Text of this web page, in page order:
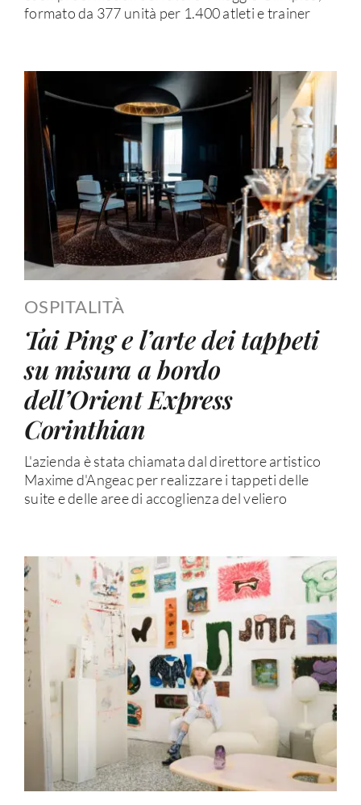
formato da 377 unità per 1.400 atleti e trainer
OSPITALITÀ
Tai Ping e l’arte dei tappeti
su misura a bordo
dell’Orient Express
Corinthian
L'azienda è stata chiamata dal direttore artistico
Maxime d'Angeac per realizzare i tappeti delle
suite e delle aree di accoglienza del veliero